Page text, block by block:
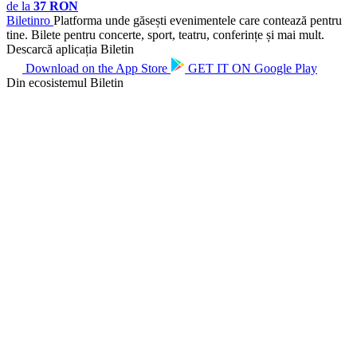
de la 37 RON
Biletinro Platforma unde găsești evenimentele care contează pentru
tine. Bilete pentru concerte, sport, teatru, conferințe și mai mult.
Descarcă aplicația Biletin
Download on the App Store GET IT ON Google Play
Din ecosistemul Biletin